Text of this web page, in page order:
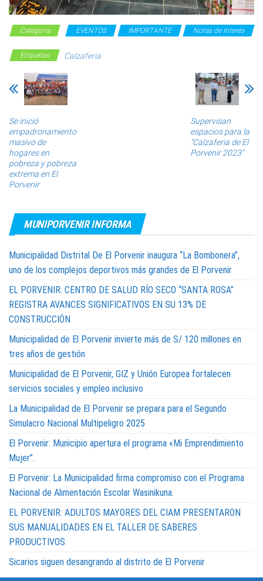
Categoría EVENTOS IMPORTANTE Notas de Interés
Etiquetas Calzaferia
Se inició
empadronamiento
masivo de
hogares en
pobreza y pobreza
extrema en El
Porvenir
Supervisan
espacios para la
“Calzaferia de El
Porvenir 2023”
MUNIPORVENIR INFORMA
Municipalidad Distrital De El Porvenir inaugura “La Bombonera”,
uno de los complejos deportivos más grandes de El Porvenir
EL PORVENIR: CENTRO DE SALUD RÍO SECO “SANTA ROSA”
REGISTRA AVANCES SIGNIFICATIVOS EN SU 13% DE
CONSTRUCCIÓN
Municipalidad de El Porvenir invierte más de S/ 120 millones en
tres años de gestión
Municipalidad de El Porvenir, GIZ y Unión Europea fortalecen
servicios sociales y empleo inclusivo
La Municipalidad de El Porvenir se prepara para el Segundo
Simulacro Nacional Multipeligro 2025
El Porvenir: Municipio apertura el programa «Mi Emprendimiento
Mujer”.
El Porvenir: La Municipalidad firma compromiso con el Programa
Nacional de Alimentación Escolar Wasinikuna.
EL PORVENIR: ADULTOS MAYORES DEL CIAM PRESENTARON
SUS MANUALIDADES EN EL TALLER DE SABERES
PRODUCTIVOS
Sicarios siguen desangrando al distrito de El Porvenir